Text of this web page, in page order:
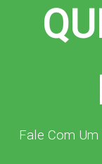
Fale Com